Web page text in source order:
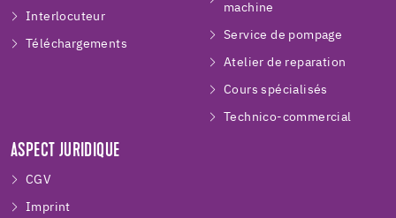
Interlocuteur
Téléchargements
machine
Service de pompage
Atelier de reparation
Cours spécialisés
Technico-commercial
ASPECT JURIDIQUE
CGV
Imprint